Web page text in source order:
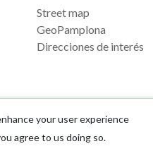
Street map
GeoPamplona
Direcciones de interés
your user experience
agree to us doing so.